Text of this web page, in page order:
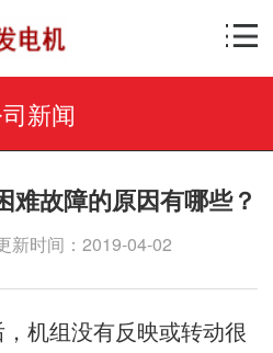
新闻
难故障的原因有哪些？
新时间：2019-04-02
机组没有反映或转动很